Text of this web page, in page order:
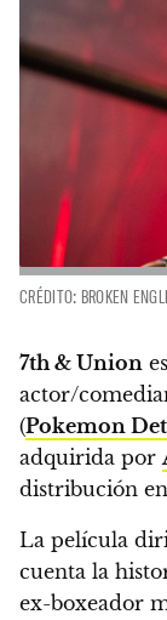
CRÉDITO: BROKEN
7th & Union
actor/
(Pokemon
adquirida por
distribución
La película
cuenta la
ex-boxeador